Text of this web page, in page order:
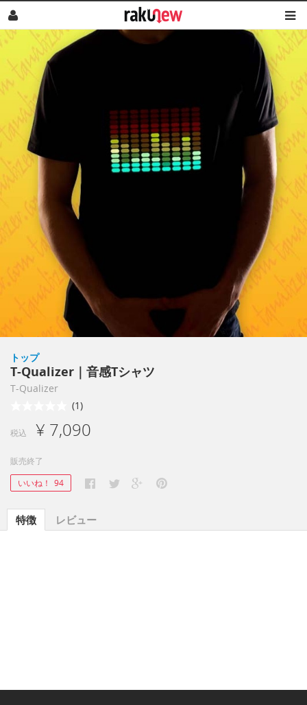
トップ
T-Qualizer｜音感Tシャツ
T-Qualizer
(1)
税込 ¥ 7,090
販売終了
いいね！ 94
特徴 レビュー